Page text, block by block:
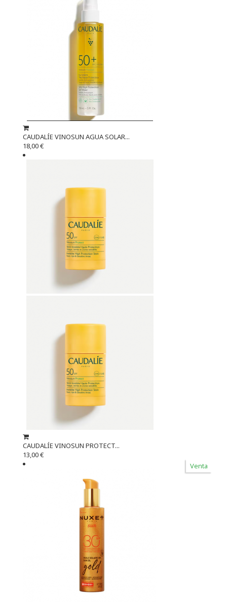
CAUDALÍE VINOSUN AGUA SOLAR...
18,00 €
CAUDALÍE VINOSUN PROTECT...
13,00 €
Venta